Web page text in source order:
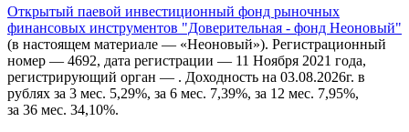
Открытый паевой инвестиционный фонд рыночных
финансовых инструментов "Доверительная - фонд Неоновый"
(в настоящем материале — «Неоновый»). Регистрационный
номер — 4692, дата регистрации — 11 Ноября 2021 года,
регистрирующий орган — . Доходность на 03.08.2026г. в
рублях за 3 мес. 5,29%, за 6 мес. 7,39%, за 12 мес. 7,95%,
за 36 мес. 34,10%.